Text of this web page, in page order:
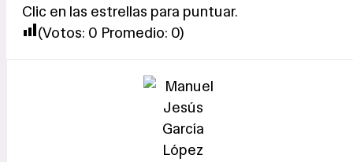
Clic en las estrellas para puntuar.
(Votos: 0 Promedio: 0)